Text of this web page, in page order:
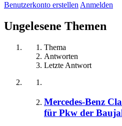
Benutzerkonto erstellen Anmelden
Ungelesene Themen
Thema
Antworten
Letzte Antwort
Mercedes-Benz
für Pkw der